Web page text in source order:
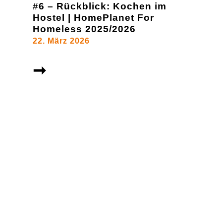
#6 – Rückblick: Kochen im
Hostel | HomePlanet For
Homeless 2025/2026
22. März 2026
➞